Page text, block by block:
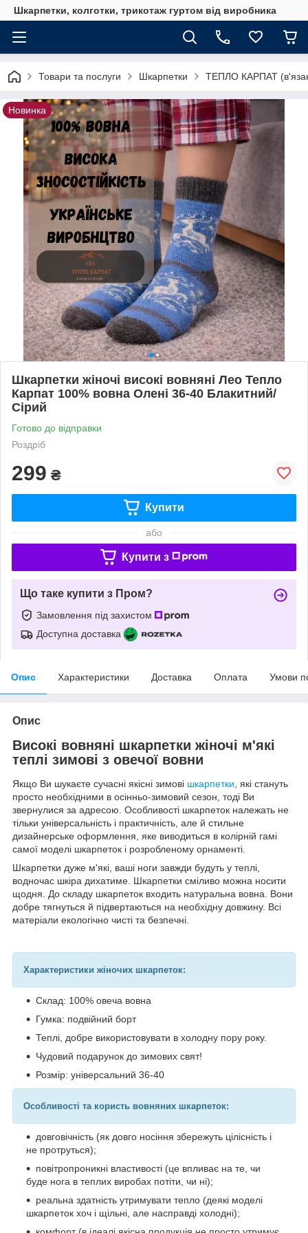
Шкарпетки, колготки, трикотаж гуртом від виробника
Товари та послуги Шкарпетки ТЕПЛО КАРПАТ
Новинка
Шкарпетки жіночі високі вовняні Лео Тепло
Карпат 100% вовна Олені 36-40 Блакитний/
Сірий
Готово до відправки
Роздріб
299 ₴
Купити
або
Купити з
Що таке купити з Пром?
Замовлення під захистом
Доступна доставка
Опис Характеристики Доставка Оплата Умови
Опис
Високі вовняні шкарпетки жіночі м'які
теплі зимові з овечої вовни
Якщо Ви шукаєте сучасні якісні зимові шкарпетки, які стануть
просто необхідними в осінньо-зимовий сезон, тоді Ви
звернулися за адресою. Особливості шкарпеток належать не
тільки універсальність і практичність, але й стильне
дизайнерське оформлення, яке виводиться в колірній гамі
самої моделі шкарпеток і розробленому орнаменті.
Шкарпетки дуже м'які, ваші ноги завжди будуть у теплі,
водночас шкіра дихатиме. Шкарпетки сміливо можна носити
щодня. До складу шкарпеток входить натуральна вовна. Вони
добре тягнуться й підвертаються на необхідну довжину. Всі
матеріали екологічно чисті та безпечні.
Характеристики жіночих шкарпеток:
Склад: 100% овеча вовна
Гумка: подвійний борт
Теплі, добре використовувати в холодну пору року.
Чудовий подарунок до зимових свят!
Розмір: універсальний 36-40
Особливості та користь вовняних шкарпеток:
довговічність (як довго носіння збережуть цілісність і
не протруться);
повітропроникні властивості (це впливає на те, чи
буде нога в теплих виробах потіти, чи ні);
реальна здатність утримувати тепло (деякі моделі
шкарпеток хоч і щільні, але насправді холодні);